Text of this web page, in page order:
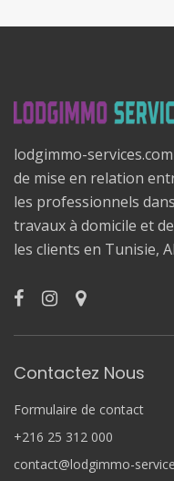
lodgimmo-
de mise en relation
les professionnels
travaux à domicile et
les clients en Tunisie,
Contactez Nous
Formulaire de contact
+216 25 312 000
contact@lodgimmo-